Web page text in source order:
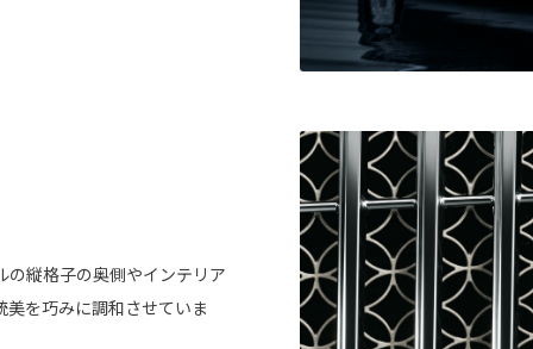
縦格子の奥側やインテリア
を巧みに調和させていま